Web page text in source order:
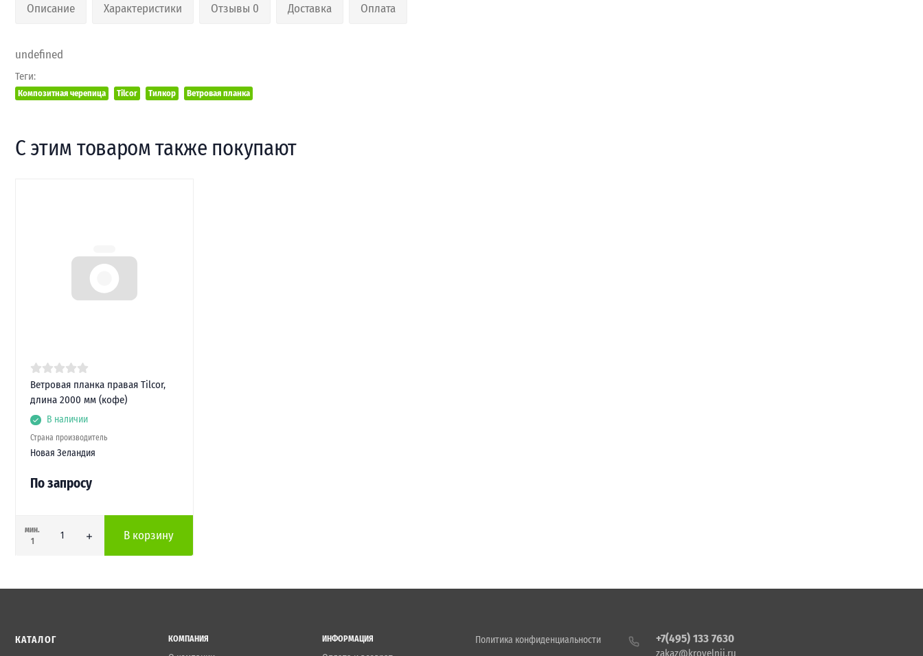
Описание Характеристики Отзывы 0 Доставка Оплата
undefined
Теги:
Композитная черепица Tilcor Тилкор Ветровая планка
С этим товаром также покупают
Ветровая планка правая Tilcor,
длина 2000 мм (кофе)
В наличии
Страна производитель
Новая Зеландия
По запросу
мин.
1
В корзину
КАТАЛОГ КОМПАНИЯ ИНФОРМАЦИЯ Политика конфиденциальности +7(495) 133 7630
zakaz@krovelnii.ru